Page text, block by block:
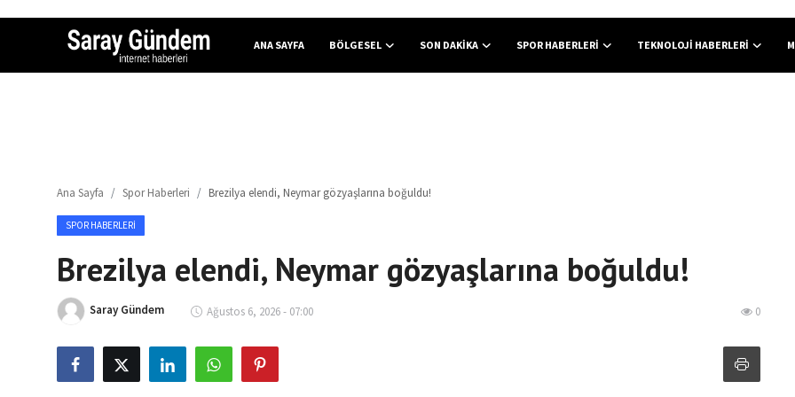
ANA SAYFA BÖLGESEL SON DAKIKA SPOR HABERLERI TEKNOLOJI HABERLERI
Son Dakika
Dünya Haberleri
Ana Sayfa Spor Haberleri Brezilya elendi, Neymar gözyaşlarına boğuldu!
SPOR HABERLERI
Brezilya elendi, Neymar gözyaşlarına boğuldu!
Saray Gündem Ağustos 6, 2026 - 07:00 0